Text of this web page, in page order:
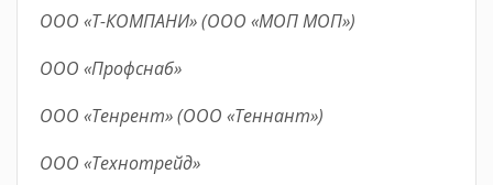
ООО «Т-КОМПАНИ» (ООО «МОП МОП»)
ООО «Профснаб»
ООО «Тенрент» (ООО «Теннант»)
ООО «Технотрейд»